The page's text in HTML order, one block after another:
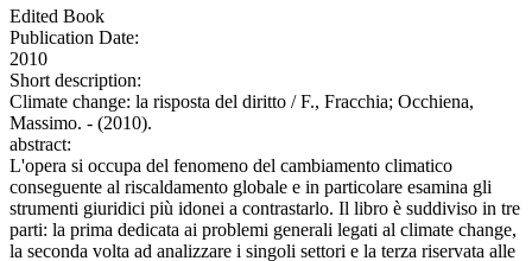
Edited Book
Publication Date:
2010
Short description:
Climate change: la risposta del diritto / F., Fracchia; Occhiena,
Massimo. - (2010).
abstract:
L'opera si occupa del fenomeno del cambiamento climatico
conseguente al riscaldamento globale e in particolare esamina gli
strumenti giuridici più idonei a contrastarlo. Il libro è suddiviso in tre
parti: la prima dedicata ai problemi generali legati al climate change,
la seconda volta ad analizzare i singoli settori e la terza riservata alle